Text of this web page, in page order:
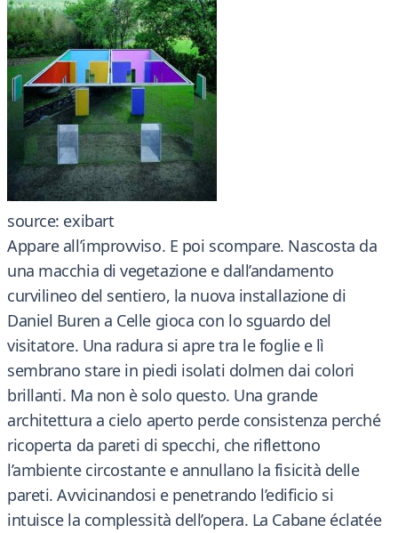
source: exibart
Appare all’improvviso. E poi scompare. Nascosta da
una macchia di vegetazione e dall’andamento
curvilineo del sentiero, la nuova installazione di
Daniel Buren a Celle gioca con lo sguardo del
visitatore. Una radura si apre tra le foglie e lì
sembrano stare in piedi isolati dolmen dai colori
brillanti. Ma non è solo questo. Una grande
architettura a cielo aperto perde consistenza perché
ricoperta da pareti di specchi, che riflettono
l’ambiente circostante e annullano la fisicità delle
pareti. Avvicinandosi e penetrando l’edificio si
intuisce la complessità dell’opera. La Cabane éclatée